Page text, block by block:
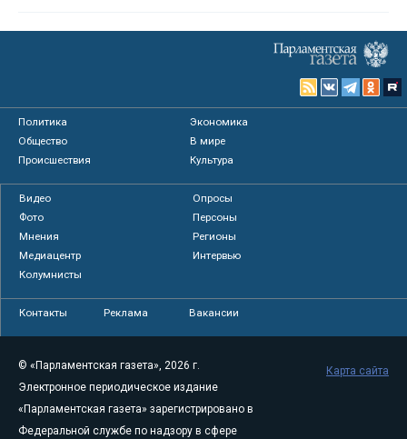
Политика
Экономика
Общество
В мире
Происшествия
Культура
Видео
Опросы
Фото
Персоны
Мнения
Регионы
Медиацентр
Интервью
Колумнисты
Контакты Реклама Вакансии
© «Парламентская газета», 2026 г.
Электронное периодическое издание
«Парламентская газета» зарегистрировано в
Федеральной службе по надзору в сфере
Карта сайта